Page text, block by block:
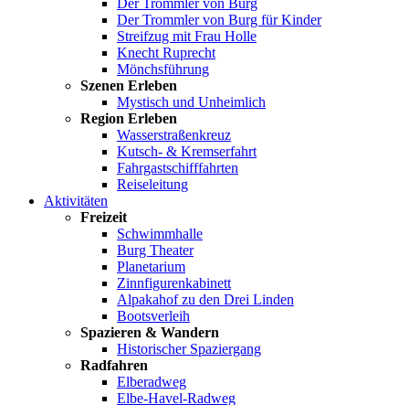
Der Trommler von Burg
Der Trommler von Burg für Kinder
Streifzug mit Frau Holle
Knecht Ruprecht
Mönchsführung
Szenen Erleben
Mystisch und Unheimlich
Region Erleben
Wasserstraßenkreuz
Kutsch- & Kremserfahrt
Fahrgastschifffahrten
Reiseleitung
Aktivitäten
Freizeit
Schwimmhalle
Burg Theater
Planetarium
Zinnfigurenkabinett
Alpakahof zu den Drei Linden
Bootsverleih
Spazieren & Wandern
Historischer Spaziergang
Radfahren
Elberadweg
Elbe-Havel-Radweg